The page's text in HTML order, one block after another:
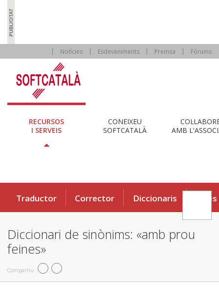
Notícies Esdeveniments Premsa Fòrums
RECURSOS
I SERVEIS
CONEIXEU
SOFTCATALÀ
AMB
Traductor Corrector Diccionaris Eines
Diccionari de sinònims: «amb prou
feines»
Compartiu